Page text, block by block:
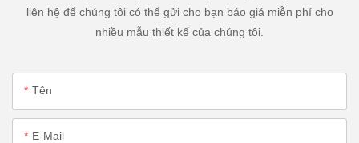
liên hệ để chúng tôi có thể gửi cho bạn báo giá miễn phí cho
nhiều mẫu thiết kế của chúng tôi.
Tên
E-Mail